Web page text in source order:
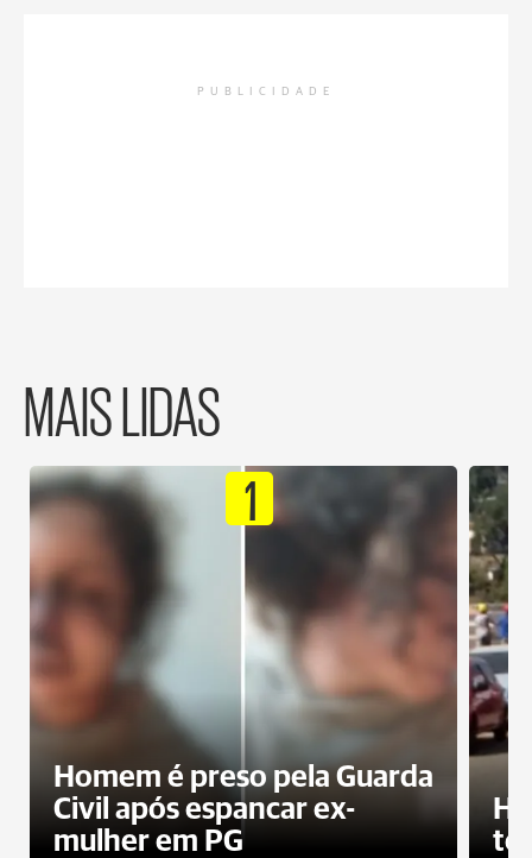
PUBLICIDADE
MAIS LIDAS
1
Homem é preso pela Guarda
Civil após espancar ex-
mulher em PG